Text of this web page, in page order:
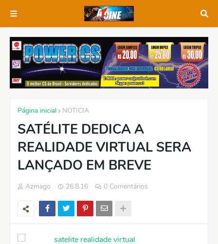
Página inicial NOTICIA
SATÉLITE DEDICA A
REALIDADE VIRTUAL SERA
LANÇADO EM BREVE
Azmago 26.8.16 0 Comentários